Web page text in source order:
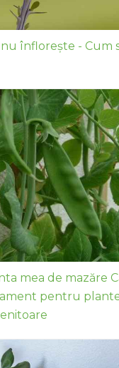
înflorește - Cum
mea de mazăre
pentru